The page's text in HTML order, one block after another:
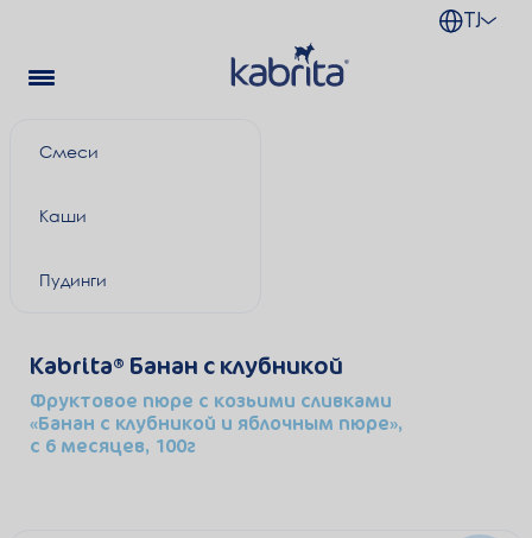
TJ
Смеси
Каши
Пудинги
Kabrita Банан с клубникой
Фруктовое пюре с козьими сливками
«Банан с клубникой и яблочным пюре»,
с 6 месяцев, 100г